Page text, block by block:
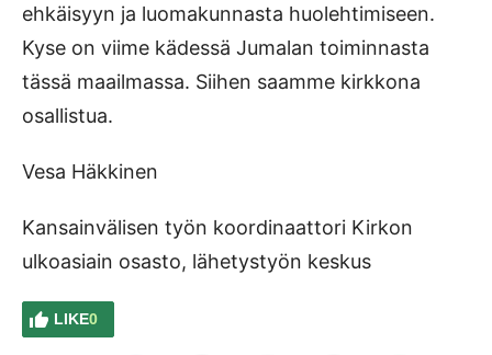
ehkäisyyn ja luomakunnasta huolehtimiseen.
Kyse on viime kädessä Jumalan toiminnasta
tässä maailmassa. Siihen saamme kirkkona
osallistua.
Vesa Häkkinen
Kansainvälisen työn koordinaattori Kirkon
ulkoasiain osasto, lähetystyön keskus
LIKE0